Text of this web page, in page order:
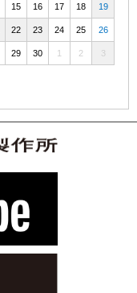
15 16 17 18 19
22 23 24 25 26
29 30 1 2 3